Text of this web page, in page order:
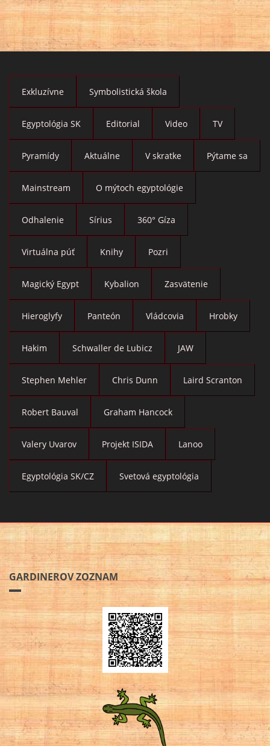
Exkluzívne Symbolistická škola
Egyptológia SK Editorial Video TV
Pyramídy Aktuálne V skratke Pýtame sa
Mainstream O mýtoch egyptológie
Odhalenie Sírius 360° Gíza
Virtuálna púť Knihy Pozri
Magický Egypt Kybalion Zasvätenie
Hieroglyfy Panteón Vládcovia Hrobky
Hakim Schwaller de Lubicz JAW
Stephen Mehler Chris Dunn Laird Scranton
Robert Bauval Graham Hancock
Valery Uvarov Projekt ISIDA Lanoo
Egyptológia SK/CZ Svetová egyptológia
GARDINEROV ZOZNAM